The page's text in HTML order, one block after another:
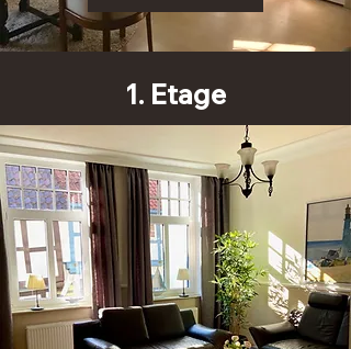
1. Etage